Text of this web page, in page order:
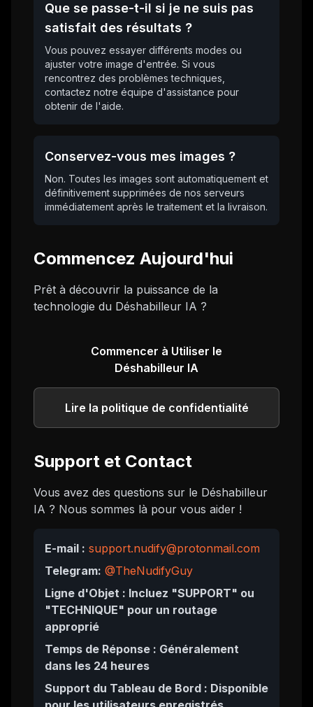
Que se passe-t-il si je ne suis pas
satisfait des résultats ?
Vous pouvez essayer différents modes ou
ajuster votre image d'entrée. Si vous
rencontrez des problèmes techniques,
contactez notre équipe d'assistance pour
obtenir de l'aide.
Conservez-vous mes images ?
Non. Toutes les images sont automatiquement et
définitivement supprimées de nos serveurs
immédiatement après le traitement et la livraison.
Commencez Aujourd'hui
Prêt à découvrir la puissance de la
technologie du Déshabilleur IA ?
Commencer à Utiliser le
Déshabilleur IA
Lire la politique de confidentialité
Support et Contact
Vous avez des questions sur le Déshabilleur
IA ? Nous sommes là pour vous aider !
E-mail : support.nudify@protonmail.com
Telegram: @TheNudifyGuy
Ligne d'Objet : Incluez "SUPPORT" ou
"TECHNIQUE" pour un routage
approprié
Temps de Réponse : Généralement
dans les 24 heures
Support du Tableau de Bord : Disponible